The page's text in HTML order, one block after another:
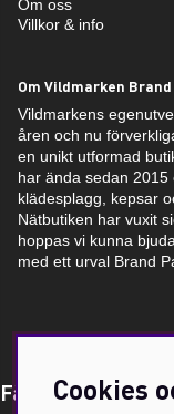
Om oss
Villkor & info
Om Vildmarken
Vildmarkens
åren och nu
en unikt utformad
har ända sedan
klädesplagg, kepsar
Nätbutiken har vuxit
hoppas vi kunna
med ett urval Brand
Få Magasin
Cookies